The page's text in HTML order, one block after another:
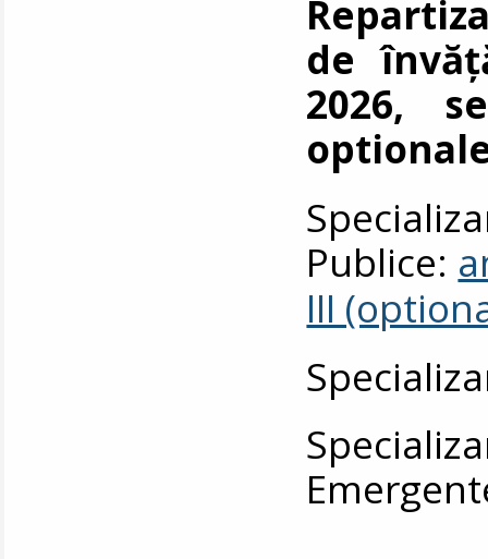
de
2026,
Publice:
III